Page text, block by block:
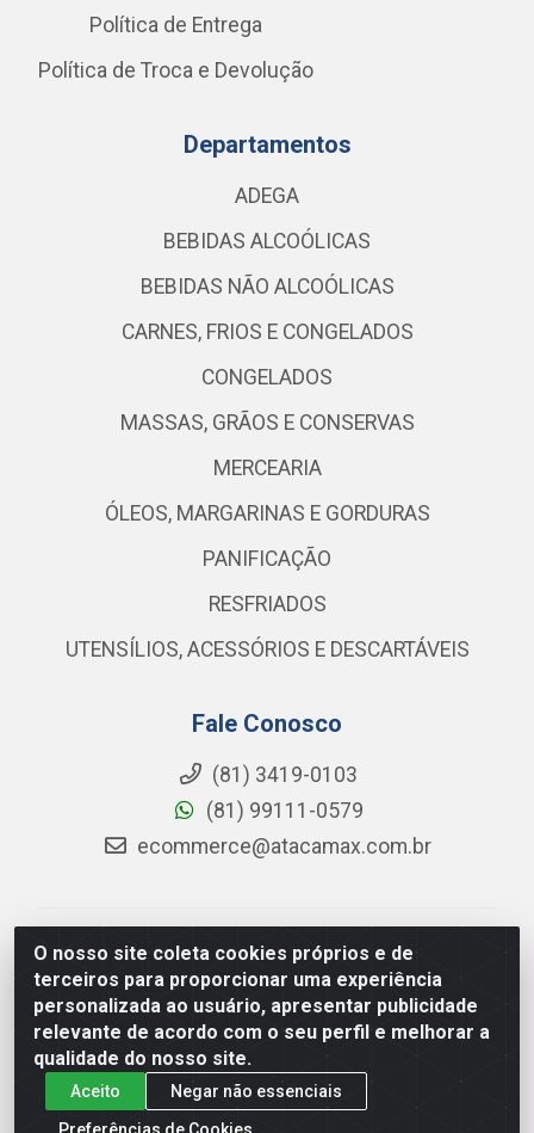
O nosso site coleta cookies próprios e de
terceiros para proporcionar uma experiência
personalizada ao usuário, apresentar publicidade
relevante de acordo com o seu perfil e melhorar a
qualidade do nosso site.
Aceito
Negar não essenciais
Preferências de Cookies
Política de Entrega
Política de Troca e Devolução
Departamentos
ADEGA
BEBIDAS ALCOÓLICAS
BEBIDAS NÃO ALCOÓLICAS
CARNES, FRIOS E CONGELADOS
CONGELADOS
MASSAS, GRÃOS E CONSERVAS
MERCEARIA
ÓLEOS, MARGARINAS E GORDURAS
PANIFICAÇÃO
RESFRIADOS
UTENSÍLIOS, ACESSÓRIOS E DESCARTÁVEIS
Fale Conosco
(81) 3419-0103
(81) 99111-0579
ecommerce@atacamax.com.br
Atacamax Importadora de Alimentos LTDA - RODOVIA
BR-101 - SUL, KM 79,60 GP E GALPAO:D - Muribeca,
Jaboatão dos Guararapes - PE, 54355-010 - CNPJ